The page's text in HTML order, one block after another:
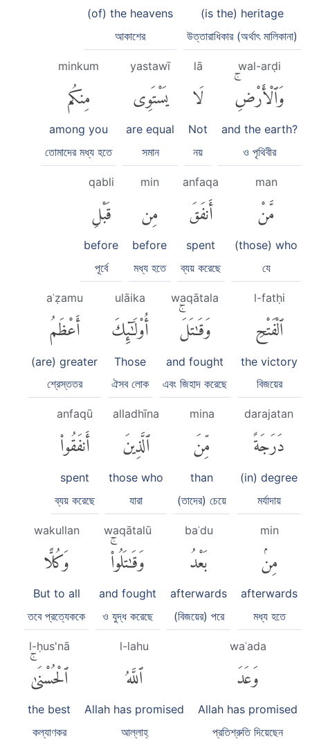
(is the) heritage
উত্তারাধিকার (অর্থাৎ মালিকানা)
(of) the heavens
আকাশের
wal-arḍi
وَٱلْأَرْضِۚ
and the earth?
ও পৃথিবীর
lā
لَا
Not
নয়
yastawī
يَسْتَوِى
are equal
সমান
minkum
مِنكُم
among you
তোমাদের মধ্য হতে
man
مَّنْ
(those) who
যে
anfaqa
أَنفَقَ
spent
ব্যয় করেছে
min
مِن
before
মধ্য হতে
qabli
قَبْلِ
before
পূর্বে
l-fatḥi
ٱلْفَتْحِ
the victory
বিজয়ের
waqātala
وَقَٰتَلَۚ
and fought
এবং জিহাদ করেছে
ulāika
أُو۟لَٰٓئِكَ
Those
ঐসব লোক
aʿẓamu
أَعْظَمُ
(are) greater
শ্রেস্ততর
darajatan
دَرَجَةً
(in) degree
মর্যাদায়
mina
مِّنَ
than
(তাদের) চেয়ে
alladhīna
ٱلَّذِينَ
those who
যারা
anfaqū
أَنفَقُوا۟
spent
ব্যয় করেছে
min
مِنۢ
afterwards
মধ্য হতে
baʿdu
بَعْدُ
afterwards
(বিজয়ের) পরে
waqātalū
وَقَٰتَلُوا۟ۚ
and fought
ও যুদ্ধ করেছে
wakullan
وَكُلًّا
But to all
তবে প্রত্যেককে
waʿada
وَعَدَ
Allah has promised
প্রতিশ্রুতি দিয়েছেন
l-lahu
ٱللَّهُ
Allah has promised
আল্লাহ্‌
l-ḥus'nā
ٱلْحُسْنَىٰۚ
the best
কল্যাণকর